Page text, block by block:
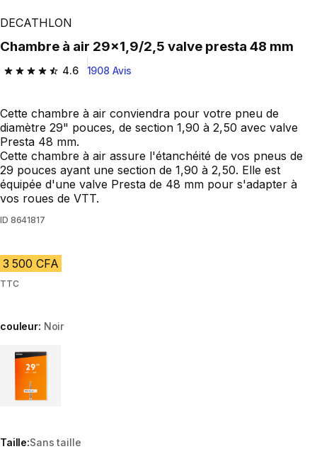
DECATHLON
Chambre à air 29x1,9/2,5 valve presta 48 mm
4.6
4.6 out of 5 stars from 1908 reviews
1908 Avis
Cette chambre à air conviendra pour votre pneu de
diamètre 29" pouces, de section 1,90 à 2,50 avec valve
Presta 48 mm.
Cette chambre à air assure l'étanchéité de vos pneus de
29 pouces ayant une section de 1,90 à 2,50. Elle est
équipée d'une valve Presta de 48 mm pour s'adapter à
vos roues de VTT.
ID 8641817
3 500 CFA
TTC
couleur: Noir
Choose a variant
Taille:Sans taille